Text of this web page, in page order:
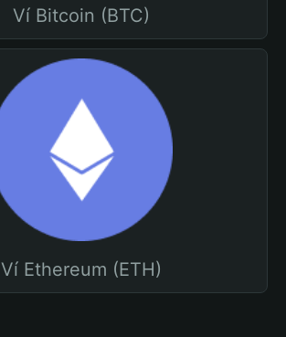
Ví Bitcoin (BTC)
Ví Ethereum (ETH)